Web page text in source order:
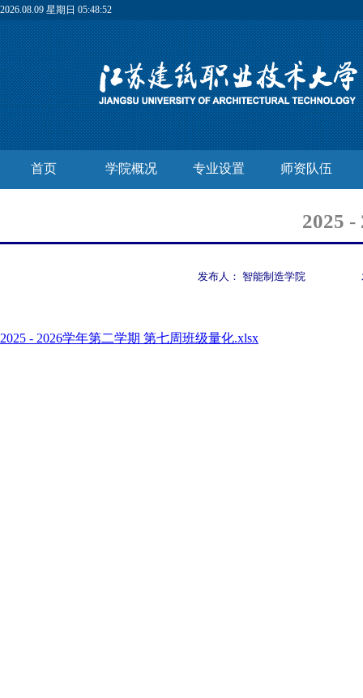
2026.08.09 星期日 05:48:52
首页 学院概况 专业设置 师资队伍
2025
发布人： 智能制造学院
2025 - 2026学年第二学期 第七周班级量化.xlsx